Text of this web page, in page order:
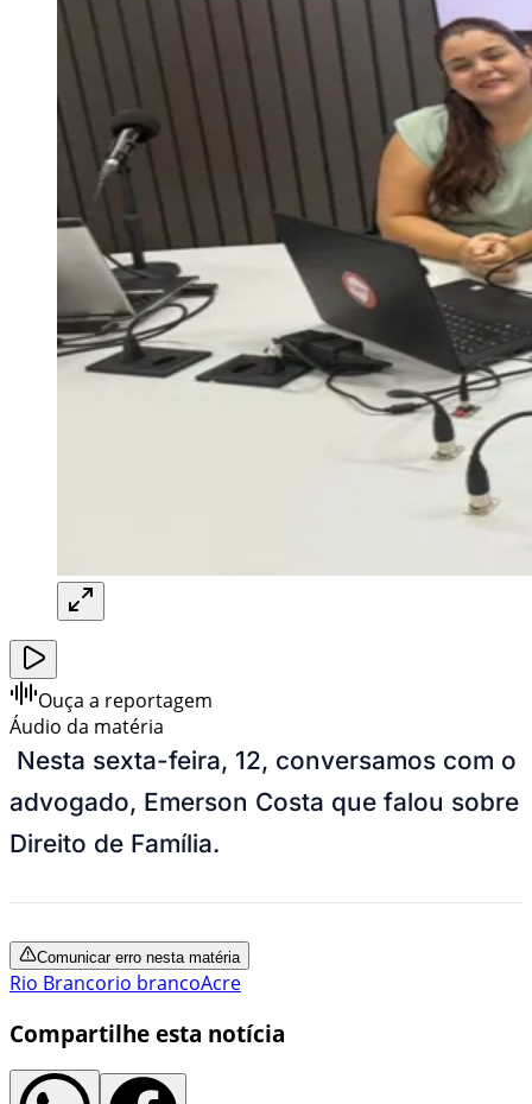
Ouça a reportagem
Áudio da matéria
Nesta sexta-feira, 12, conversamos com o
advogado, Emerson Costa que falou sobre
Direito de Família.
Comunicar erro nesta matéria
Rio Brancorio brancoAcre
Compartilhe esta notícia